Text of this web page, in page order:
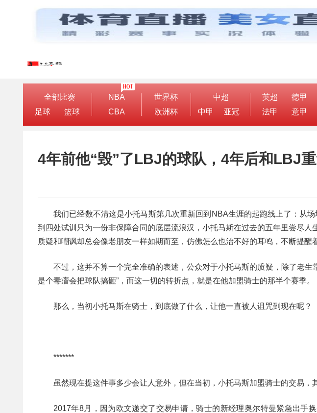
全部比赛
足球
篮球
NBA
CBA
世界杯
欧洲杯
中超
中甲
亚冠
英超 德甲
法甲
意甲
4年前他“毁”了LBJ的球队，4年后和LBJ
我们已经数不清这是小托马斯第几次重新回到NBA生涯的起跑线上了：从
到四处试训只为一份非保障合同的底层流浪汉，小托马斯在过去的五年里尝尽人
质疑和嘲讽却总会像老朋友一样如期而至，仿佛怎么也治不好的耳鸣，不断提
不过，这并不算一个完全准确的表述，公众对于小托马斯的质疑，除了老生
是个毒瘤会把球队搞砸”，而这一切的转折点，就是在他加盟骑士的那半个赛季。
那么，当初小托马斯在骑士，到底做了什么，让他一直被人诅咒到现在呢？
*******
虽然现在提这件事多少会让人意外，但在当初，小托马斯加盟骑士的交易，
2017年8月，因为欧文递交了交易申请，骑士的新经理奥尔特曼紧急出手